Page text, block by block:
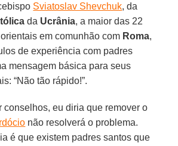
Sviatoslav Shevchuk, da
da Ucrânia, a maior das 22
em comunhão com Roma,
de experiência com padres
mensagem básica para seus
“Não tão rápido!”.
conselhos, eu diria que remover o
não resolverá o problema.
é que existem padres santos que